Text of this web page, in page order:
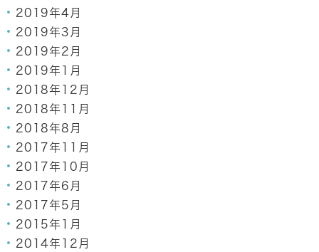
2019年4月
2019年3月
2019年2月
2019年1月
2018年12月
2018年11月
2018年8月
2017年11月
2017年10月
2017年6月
2017年5月
2015年1月
2014年12月